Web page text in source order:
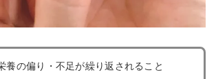
養の偏り・不足が繰り返されること